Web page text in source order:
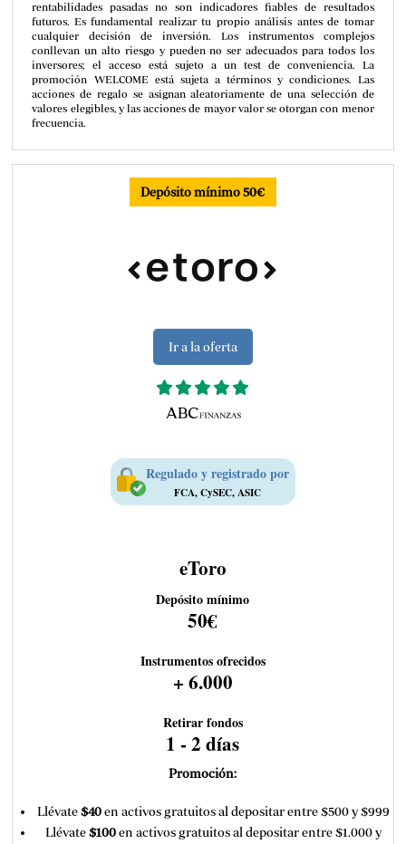
rentabilidades pasadas no son indicadores fiables de resultados
futuros. Es fundamental realizar tu propio análisis antes de tomar
cualquier decisión de inversión. Los instrumentos complejos
conllevan un alto riesgo y pueden no ser adecuados para todos los
inversores; el acceso está sujeto a un test de conveniencia. La
promoción WELCOME está sujeta a términos y condiciones. Las
acciones de regalo se asignan aleatoriamente de una selección de
valores elegibles, y las acciones de mayor valor se otorgan con menor
frecuencia.
Depósito mínimo 50€
Ir a la oferta
Regulado y registrado por
FCA, CySEC, ASIC
eToro
Depósito mínimo
50€
Instrumentos ofrecidos
+ 6.000
Retirar fondos
1 - 2 días
Promoción:
Llévate$40en activos gratuitos al depositar entre $500 y $999
Llévate$100en activos gratuitos al depositar entre $1.000 y